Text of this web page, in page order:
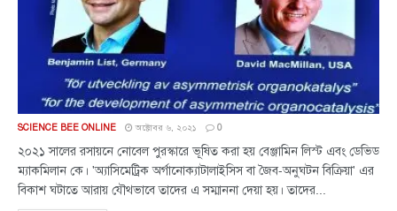
SCIENCE BEE ONLINE অক্টোবর ৬, ২০২১ 0
২০২১ সালের রসায়নে নোবেল পুরস্কারে ভূষিত করা হয় বেঞ্জামিন লিস্ট এবং ডেভিড
ম্যাকমিলান কে। 'অ্যাসিমেট্রিক অর্গানোক্যাটালাইসিস বা জৈব-অনুঘটন বিক্রিয়া' এর
বিকাশ ঘটাতে আরায় যৌথভাবে তাদের এ সম্মাননা দেয়া হয়। তাদের...